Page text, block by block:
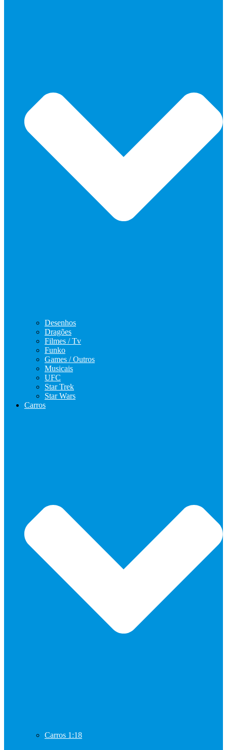
Desenhos
Dragões
Filmes / Tv
Funko
Games / Outros
Musicais
UFC
Star Trek
Star Wars
Carros
Carros 1:18